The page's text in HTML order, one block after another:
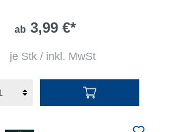
ab 3,99 €*
je Stk / inkl. MwSt